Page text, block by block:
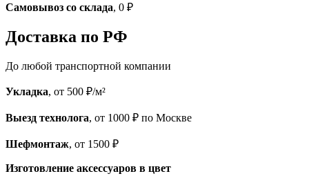
Самовывоз со склада, 0 ₽
Доставка по РФ
До любой транспортной компании
Укладка, от 500 ₽/м²
Выезд технолога, от 1000 ₽ по Москве
Шефмонтаж, от 1500 ₽
Изготовление аксессуаров в цвет